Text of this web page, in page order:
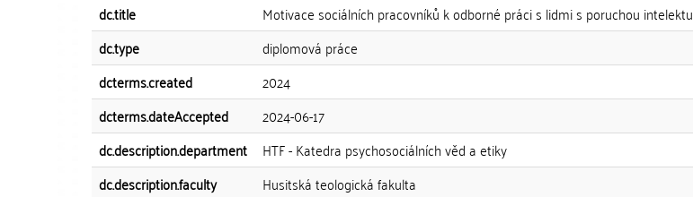
dc.title
Motivace sociálních pracovníků k odborné práci s lidmi s poruchou intelektu
dc.type
diplomová práce
dcterms.created
2024
dcterms.dateAccepted
2024-06-17
dc.description.department
HTF - Katedra psychosociálních věd a etiky
dc.description.faculty
Husitská teologická fakulta